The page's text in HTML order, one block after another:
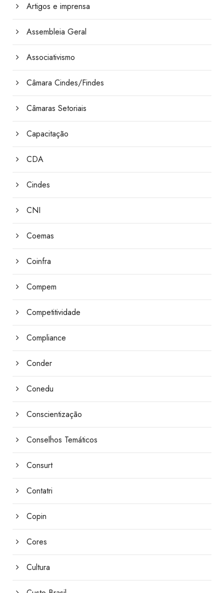
Artigos e imprensa
Assembleia Geral
Associativismo
Câmara Cindes/Findes
Câmaras Setoriais
Capacitação
CDA
Cindes
CNI
Coemas
Coinfra
Compem
Competitividade
Compliance
Conder
Conedu
Conscientização
Conselhos Temáticos
Consurt
Contatri
Copin
Cores
Cultura